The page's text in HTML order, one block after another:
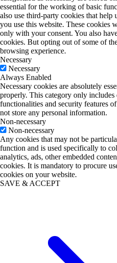
essential for the working of basic
also use third-party cookies that help
you use this website. These cookies
only with your consent. You also
cookies. But opting out of some of
browsing experience.
Necessary
Necessary
Always Enabled
Necessary cookies are absolutely
properly. This category only includes
functionalities and security features
not store any personal information.
Non-necessary
Non-necessary
Any cookies that may not be
function and is used specifically to
analytics, ads, other embedded
cookies. It is mandatory to procure
cookies on your website.
SAVE & ACCEPT